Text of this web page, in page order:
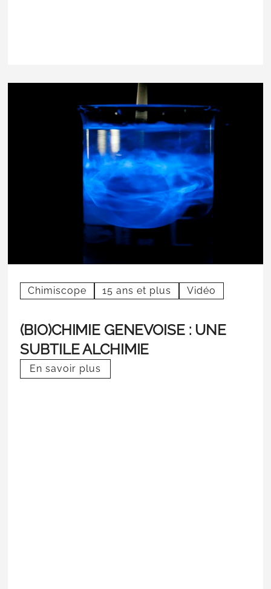
Chimiscope 15 ans et plus Vidéo
(BIO)CHIMIE GENEVOISE : UNE
SUBTILE ALCHIMIE
En savoir plus